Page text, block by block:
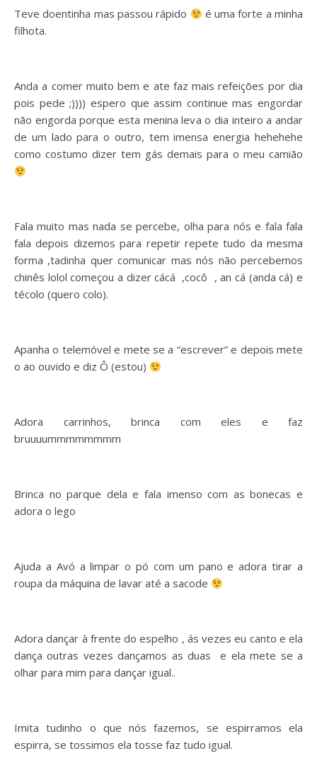
Teve doentinha mas passou rápido
é uma forte a minha
filhota.
Anda a comer muito bem e ate faz mais refeições por dia
pois pede ;)))) espero que assim continue mas engordar
não engorda porque esta menina leva o dia inteiro a andar
de um lado para o outro, tem imensa energia hehehehe
como costumo dizer tem gás demais para o meu camião
Fala muito mas nada se percebe, olha para nós e fala fala
fala depois dizemos para repetir repete tudo da mesma
forma ,tadinha quer comunicar mas nós não percebemos
chinês lolol começou a dizer cácá ,cocô , an cá (anda cá) e
técolo (quero colo).
Apanha o telemóvel e mete se a “escrever” e depois mete
o ao ouvido e diz Ô (estou)
Adora carrinhos, brinca com eles e faz
bruuuummmmmmmm
Brinca no parque dela e fala imenso com as bonecas e
adora o lego
Ajuda a Avó a limpar o pó com um pano e adora tirar a
roupa da máquina de lavar até a sacode
Adora dançar à frente do espelho , ás vezes eu canto e ela
dança outras vezes dançamos as duas e ela mete se a
olhar para mim para dançar igual..
Imita tudinho o que nós fazemos, se espirramos ela
espirra, se tossimos ela tosse faz tudo igual.